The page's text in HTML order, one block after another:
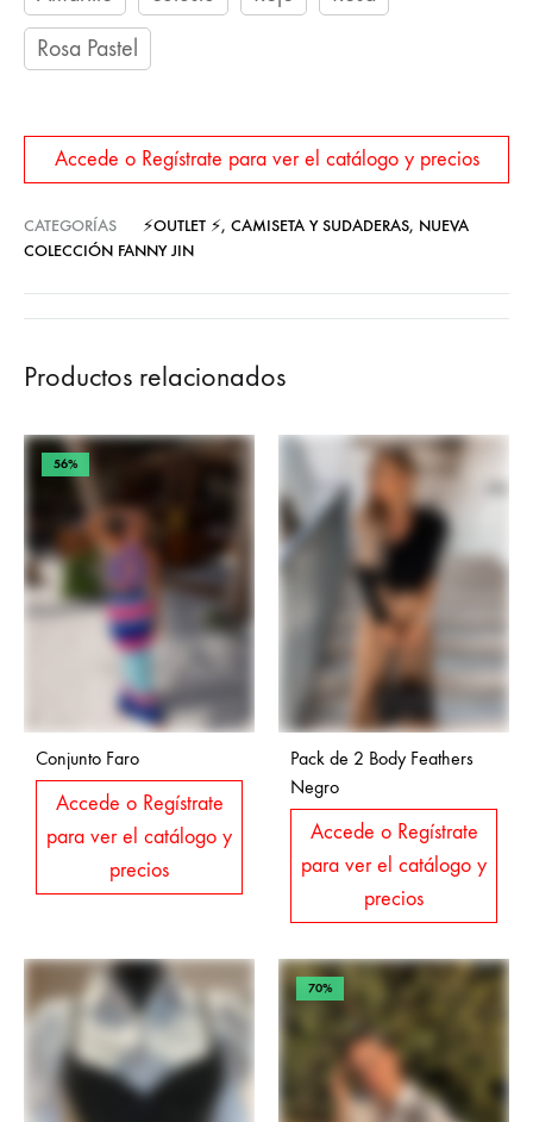
Rosa Pastel
Accede o Regístrate para ver el catálogo y precios
CATEGORÍAS ⚡OUTLET ⚡, CAMISETA Y SUDADERAS, NUEVA
COLECCIÓN FANNY JIN
Productos relacionados
56%
Conjunto Faro
Accede o Regístrate
para ver el catálogo y
precios
Pack de 2 Body Feathers
Negro
Accede o Regístrate
para ver el catálogo y
precios
70%